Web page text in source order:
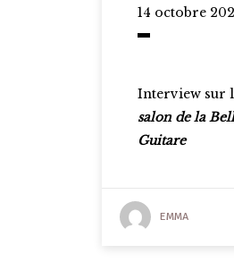
14 octobre
Interview sur
salon de la
Guitare
EMMA